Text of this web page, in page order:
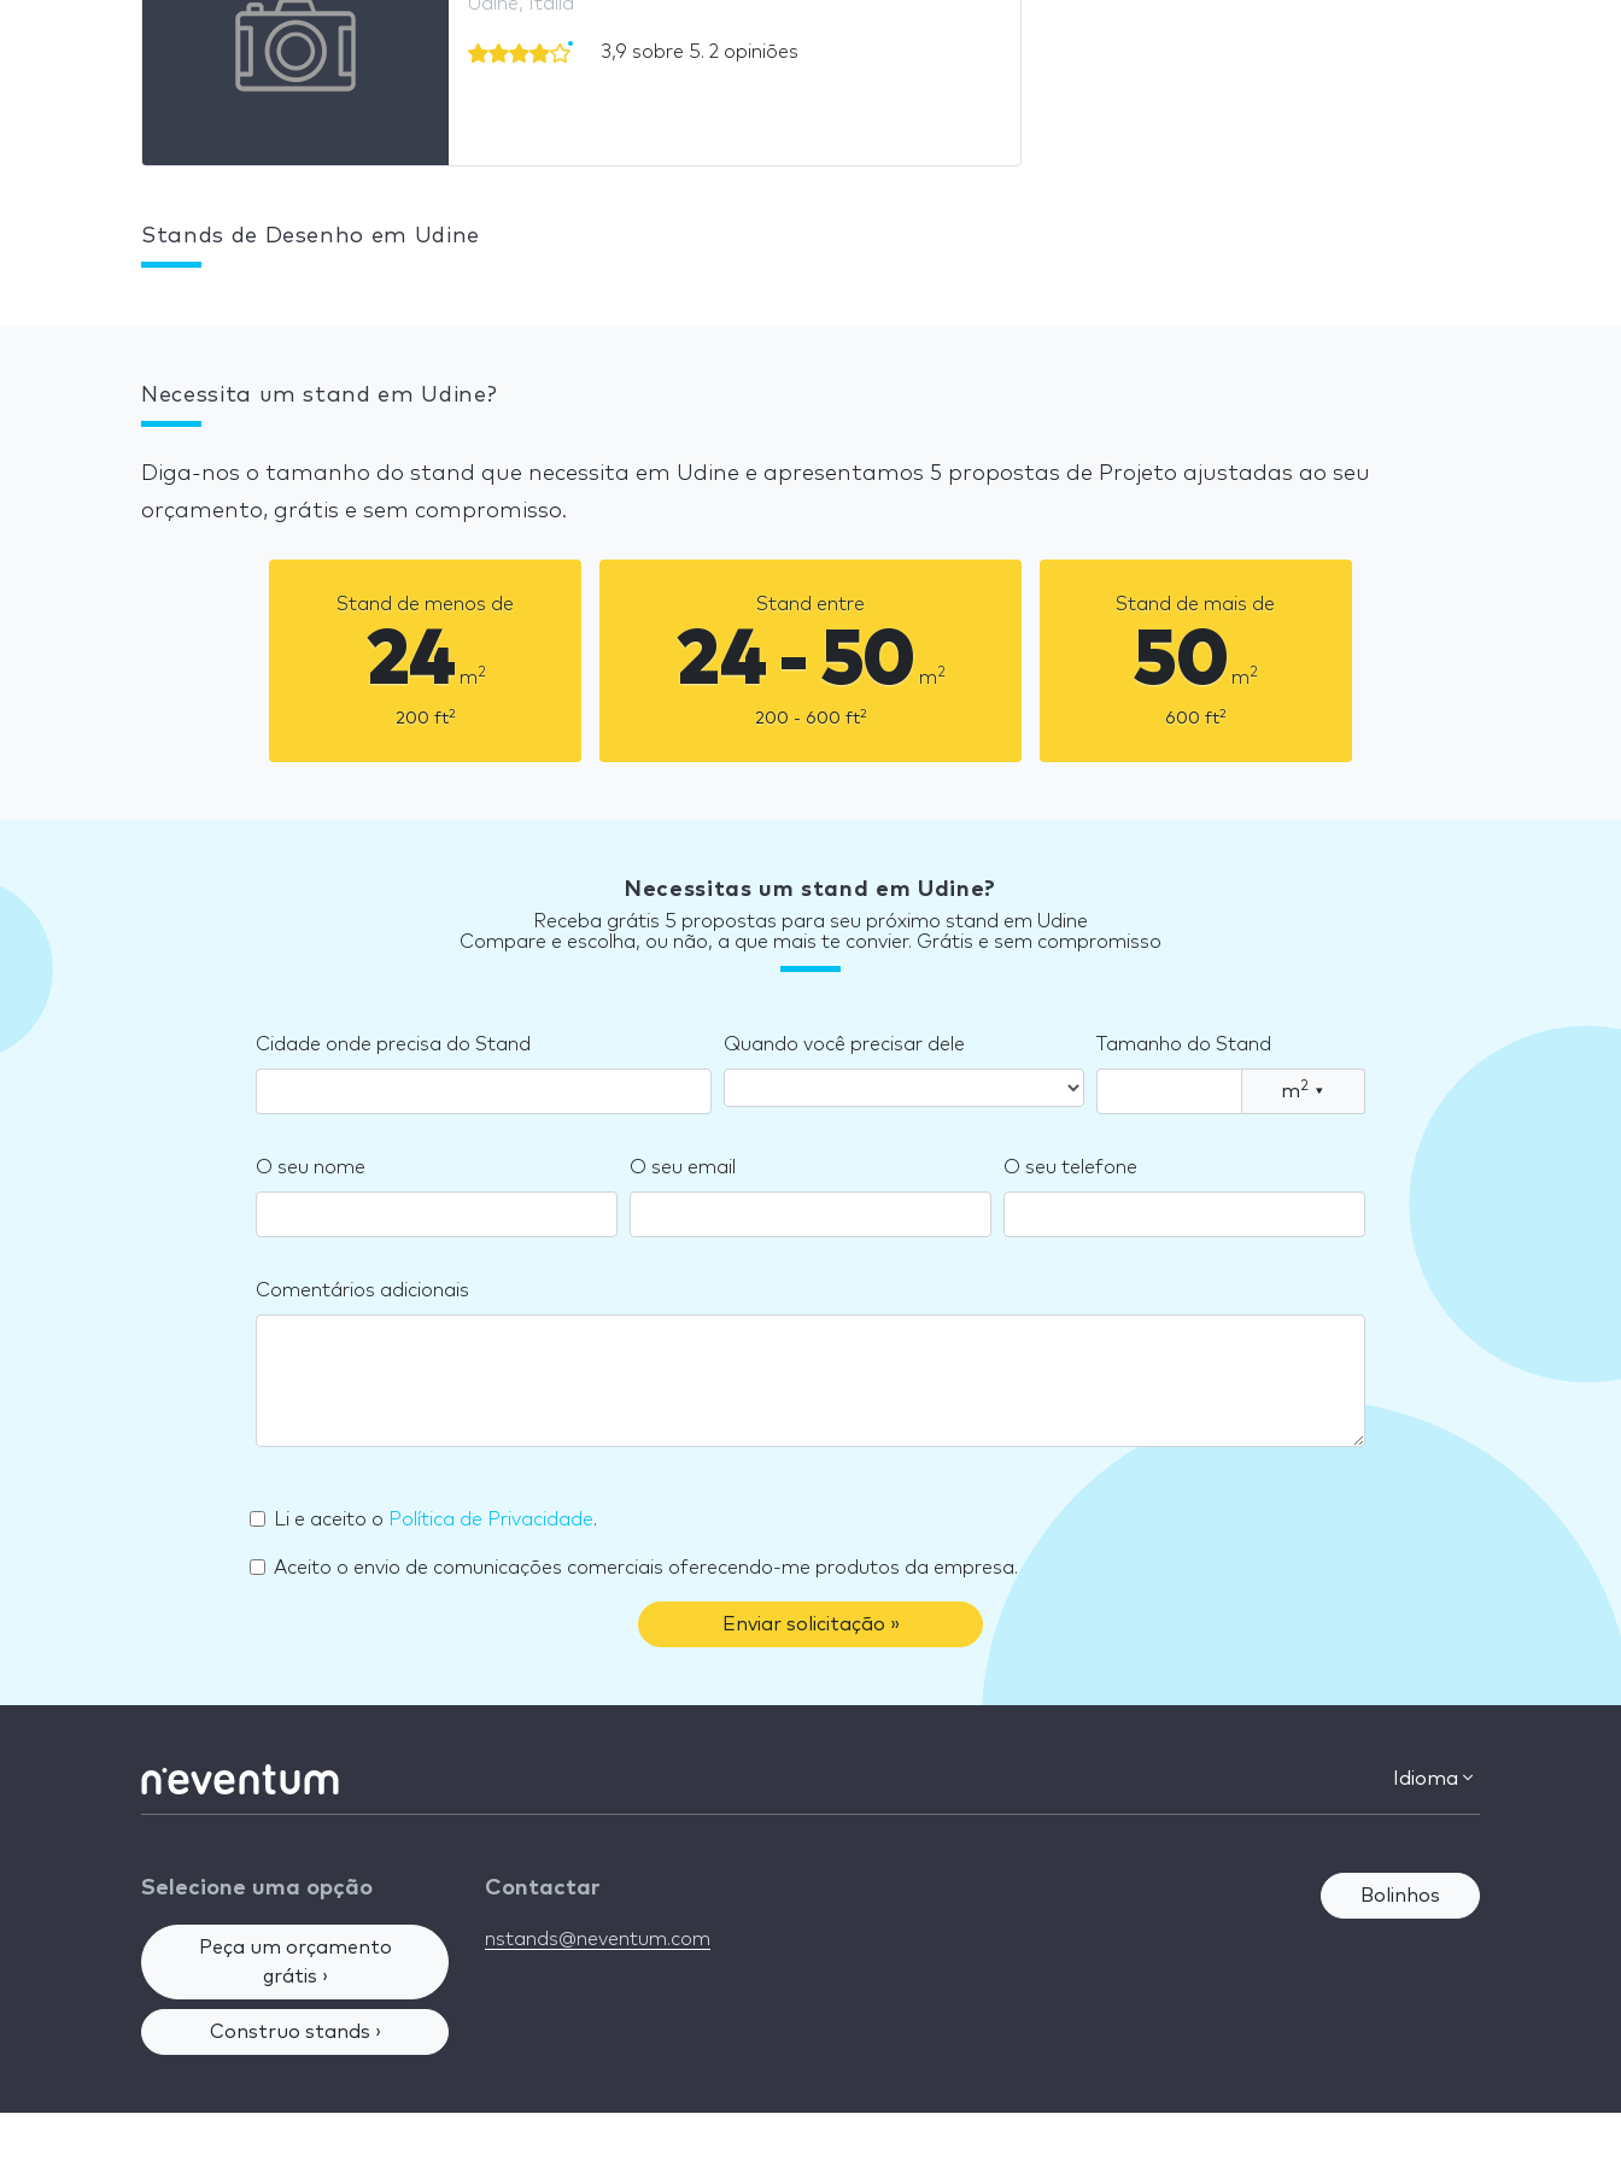
3,9 sobre 5. 2 opiniões
Stands de Desenho em Udine
Necessita um stand em Udine?
Diga-nos o tamanho do stand que necessita em Udine e apresentamos 5 propostas de Projeto ajustadas ao seu
orçamento, grátis e sem compromisso.
Stand de menos de
24 m2
200 ft2
Stand entre
24 - 50 m2
200 - 600 ft2
Stand de mais de
50 m2
600 ft2
Necessitas um stand em Udine?
Receba grátis 5 propostas para seu próximo stand em Udine
Compare e escolha, ou não, a que mais te convier. Grátis e sem compromisso
Cidade onde precisa do Stand Quando você precisar dele Tamanho do Stand
m2 ▾
O seu nome O seu email O seu telefone
Comentários adicionais
Li e aceito o Política de Privacidade.
Aceito o envio de comunicações comerciais oferecendo-me produtos da empresa.
Enviar solicitação »
Idioma
Selecione uma opção
Peça um orçamento
grátis ›
Construo stands ›
Contactar
nstands@neventum.com
Bolinhos